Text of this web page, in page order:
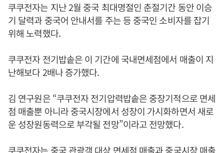
쿠쿠전자는 지난 2월 중국 최대명절인 춘절기간 동안 이승
기 달력과 중국어 안내서를 주는 등 중국인 소비자를 잡기
위해 노력했다.
쿠쿠전자 전기밥솥은 이 기간에 국내면세점에서 매출이 지
난해보다 2배나 증가했다.
김 연구원은 “쿠쿠전자 전기압력밥솥은 중장기적으로 면세
점 매출뿐 아니라 중국시장에서 성장이 가시화하면서 새로
운 성장원동력으로 부각될 전망”이라고 전망했다.
쿠쿠전자는 중국 관광객 대상 면세점 매출과 중국시장 매출